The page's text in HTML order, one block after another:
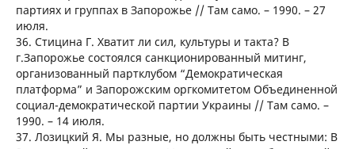
партиях и группах в Запорожье // Там само. – 1990. – 27
июля.
36. Стицина Г. Хватит ли сил, культуры и такта? В
г.Запорожье состоялся санкционированный митинг,
организованный партклубом “Демократическая
платформа” и Запорожским оргкомитетом Объединенной
социал-демократической партии Украины // Там само. –
1990. – 14 июля.
37. Лозицкий Я. Мы разные, но должны быть честными: В